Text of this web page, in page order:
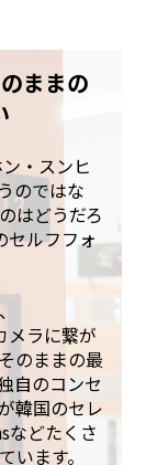
ままの
・スンヒ
のではな
はどうだろ
セルフフォ
ラに繋が
のままの最
自のコンセ
韓国のセレ
などたくさ
います。